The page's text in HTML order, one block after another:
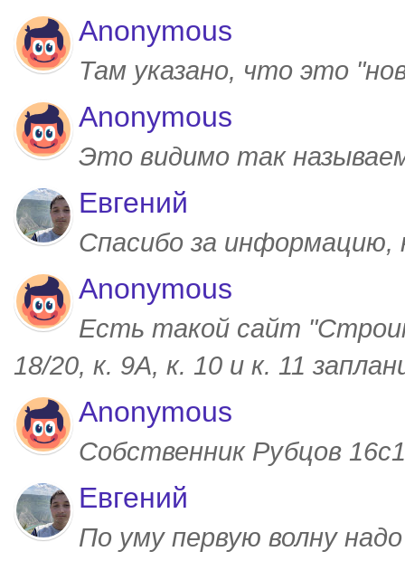
Anonymous
Там указано, что это
Anonymous
Это видимо так
Евгений
Спасибо за
Anonymous
Есть такой сайт
18/20, к. 9А, к. 10 и к. 11
Anonymous
Собственник Рубцов
Евгений
По уму первую волну